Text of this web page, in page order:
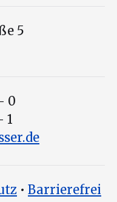
5
0
1
• Barrierefrei